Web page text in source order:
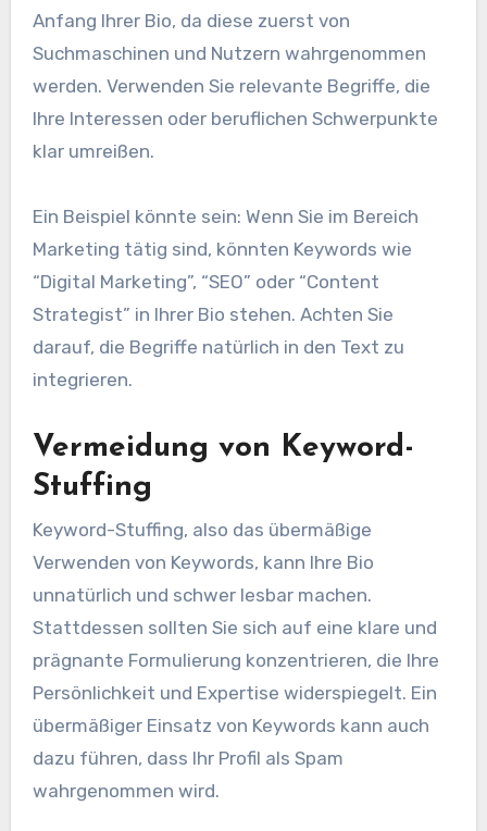
Anfang Ihrer Bio, da diese zuerst von
Suchmaschinen und Nutzern wahrgenommen
werden. Verwenden Sie relevante Begriffe, die
Ihre Interessen oder beruflichen Schwerpunkte
klar umreißen.
Ein Beispiel könnte sein: Wenn Sie im Bereich
Marketing tätig sind, könnten Keywords wie
“Digital Marketing”, “SEO” oder “Content
Strategist” in Ihrer Bio stehen. Achten Sie
darauf, die Begriffe natürlich in den Text zu
integrieren.
Vermeidung von Keyword-
Stuffing
Keyword-Stuffing, also das übermäßige
Verwenden von Keywords, kann Ihre Bio
unnatürlich und schwer lesbar machen.
Stattdessen sollten Sie sich auf eine klare und
prägnante Formulierung konzentrieren, die Ihre
Persönlichkeit und Expertise widerspiegelt. Ein
übermäßiger Einsatz von Keywords kann auch
dazu führen, dass Ihr Profil als Spam
wahrgenommen wird.